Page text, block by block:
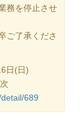
務を停止させ
ご了承くださ
日(日)
689